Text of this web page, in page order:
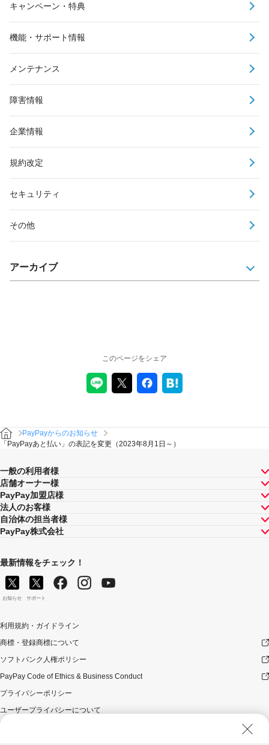
キャンペーン・特典
機能・サポート情報
メンテナンス
障害情報
企業情報
規約改定
セキュリティ
その他
アーカイブ
このページをシェア
PayPayからのお知らせ
「PayPayあと払い」の表記を変更（2023年8月1日～）
一般の利用者様
店舗オーナー様
PayPay加盟店様
法人のお客様
自治体の担当者様
PayPay株式会社
最新情報をチェック！
お知らせ サポート
利用規約・ガイドライン
商標・登録商標について
ソフトバンク人権ポリシー
PayPay Code of Ethics & Business Conduct
プライバシーポリシー
ユーザープライバシーについて